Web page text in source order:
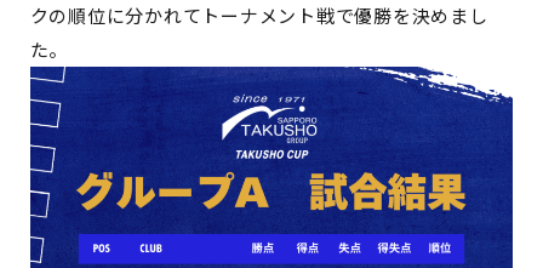
クの順位に分かれてトーナメント戦で優勝を決めまし
た。